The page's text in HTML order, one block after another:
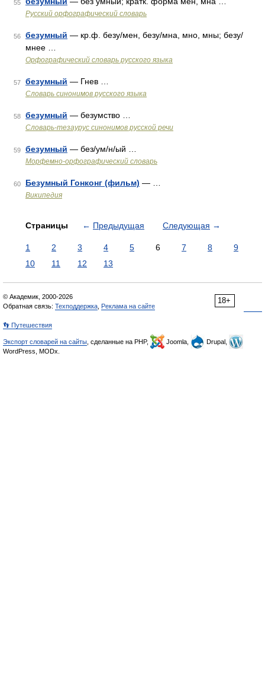
55
Русский орфографический словарь
56 безумный — кр.ф. безу/мен, безу/мна, мно, мны; безу/
мнее …
Орфографический словарь русского языка
57 безумный — Гнев …
Словарь синонимов русского языка
58 безумный — безумство …
Словарь-тезаурус синонимов русской речи
59 безумный — без/ум/н/ый …
Морфемно-орфографический словарь
60 Безумный Гонконг (фильм) — …
Википедия
Страницы ← Предыдущая Следующая →
1 2 3 4 5 6 7 8
9
10
11 12 13
18+
© Академик, 2000-2026
Обратная связь: Техподдержка Реклама на сайте
👣 Путешествия
Экспорт словарей на сайты , сделанные на PHP, Joomla,
Drupal,
WordPress, MODx.